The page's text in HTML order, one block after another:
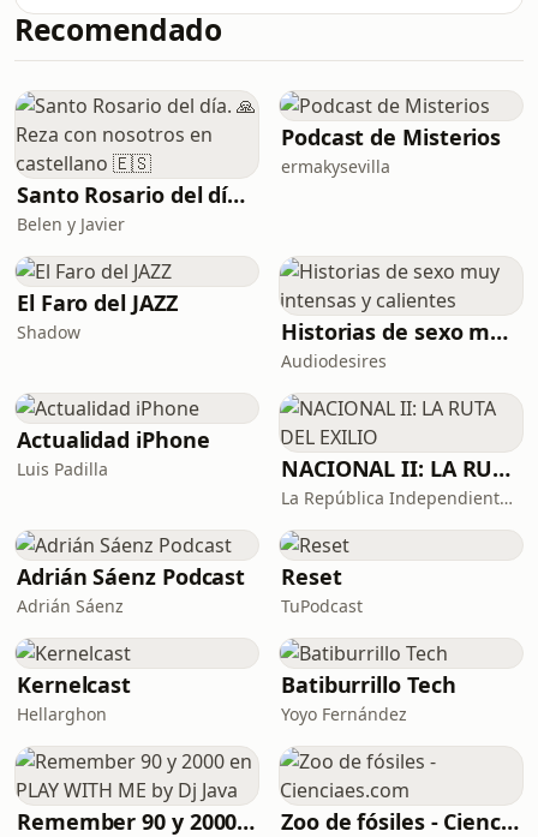
economía basada en el botín, el papel
del “teef” como mon
Humanidad, en los días previos a la
Gran Cruzada. En este capítulo
entrenamiento y primeras batallas
durante la Era de la Unificación,
cuando Terra estaba sumida en
guerras brutales y clanes tecno-
bárbaros. Una narración que combina
información fiel al lore oficial de
Warhammer 40K
Recomendado
Santo Rosario del día. 🙏 Reza con nosotros en castellano 🇪🇸
Belen y Javier
Podcast de Misterios
ermakysevilla
El Faro del JAZZ
Shadow Historias de sexo muy intensas y calientes
Audiodesires
Actualidad iPhone
Luis Padilla NACIONAL II: LA RUTA DEL EXILIO
La República Independiente de la Radio
Adrián Sáenz Podcast
Adrián Sáenz
Reset
TuPodcast
Kernelcast
Hellarghon
Batiburrillo Tech
Yoyo Fernández
Remember 90 y 2000 en PLAY WITH ME by Dj Java Zoo de fósiles - Cienciaes.com